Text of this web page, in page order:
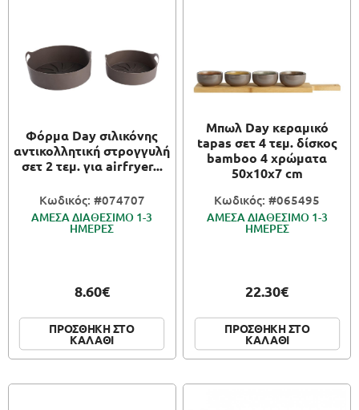
Φόρμα Day σιλικόνης
αντικολλητική στρογγυλή
σετ 2 τεμ. για airfryer...
Κωδικός: #074707
ΑΜΕΣΑ ΔΙΑΘΕΣΙΜΟ 1-3
ΗΜΕΡΕΣ
8.60€
ΠΡΟΣΘΗΚΗ ΣΤΟ
ΚΑΛΑΘΙ
Μπωλ Day κεραμικό
tapas σετ 4 τεμ. δίσκος
bamboo 4 χρώματα
50x10x7 cm
Κωδικός: #065495
ΑΜΕΣΑ ΔΙΑΘΕΣΙΜΟ 1-3
ΗΜΕΡΕΣ
22.30€
ΠΡΟΣΘΗΚΗ ΣΤΟ
ΚΑΛΑΘΙ